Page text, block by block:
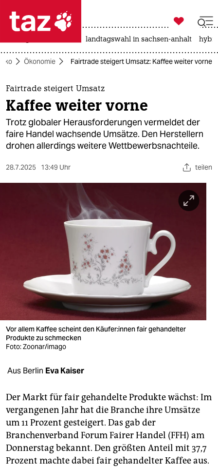
 taz zahl ich
taz zahl ich
themen
politik
öko
verlag
verlag
veranstaltungen
shop
abo
genossenschaft
epaper login

taz zahl ich
landtagswahl in sachsen-anhalt
Öko Ökonomie Fairtrade steigert Umsatz: Kaffee weiter vorne
Fairtrade steigert Umsatz
Kaffee weiter vorne
Trotz globaler Herausforderungen vermeldet der
faire Handel wachsende Umsätze. Den Herstellern
drohen allerdings weitere Wettbewerbsnachteile.
28.7.2025 13:49 Uhr teilen
Vor allem Kaffee scheint den Käu­fe­r:in­nen fair gehandelter
Produkte zu schmecken
Foto: Zoonar/imago
Aus Berlin Eva Kaiser
Der Markt für fair gehandelte Produkte wächst: Im
vergangenen Jahr hat die Branche ihre Umsätze
um 11 Prozent gesteigert. Das gab der
Branchenverband Forum Fairer Handel (FFH) am
Donnerstag bekannt. Den größten Anteil mit 37,7
Prozent machte dabei fair gehandelter Kaffee aus.